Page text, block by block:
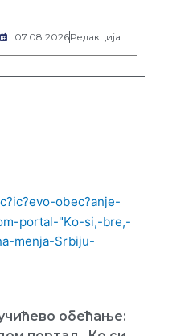
07.08.2026Редакција
обећање: